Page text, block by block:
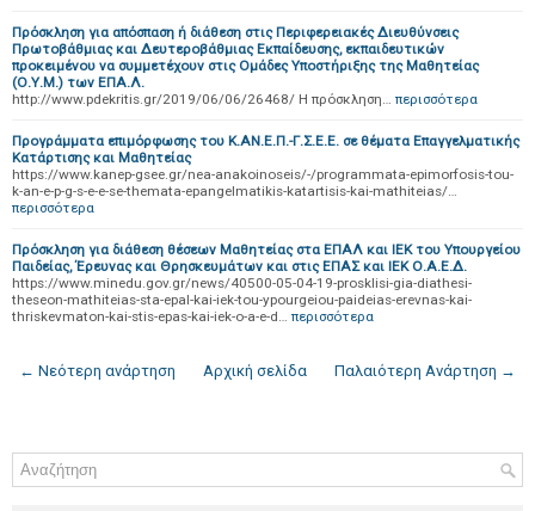
Πρόσκληση για απόσπαση ή διάθεση στις Περιφερειακές Διευθύνσεις
Πρωτοβάθμιας και Δευτεροβάθμιας Εκπαίδευσης, εκπαιδευτικών
προκειμένου να συμμετέχουν στις Ομάδες Υποστήριξης της Μαθητείας
(Ο.Υ.Μ.) των ΕΠΑ.Λ.
http://www.pdekritis.gr/2019/06/06/26468/ Η πρόσκληση… περισσότερα
Προγράμματα επιμόρφωσης του Κ.ΑΝ.Ε.Π.-Γ.Σ.Ε.Ε. σε θέματα Επαγγελματικής
Κατάρτισης και Μαθητείας
https://www.kanep-gsee.gr/nea-anakoinoseis/-/programmata-epimorfosis-tou-
k-an-e-p-g-s-e-e-se-themata-epangelmatikis-katartisis-kai-mathiteias/…
περισσότερα
Πρόσκληση για διάθεση θέσεων Μαθητείας στα ΕΠΑΛ και ΙΕΚ του Υπουργείου
Παιδείας, Έρευνας και Θρησκευμάτων και στις ΕΠΑΣ και ΙΕΚ Ο.Α.Ε.Δ.
https://www.minedu.gov.gr/news/40500-05-04-19-prosklisi-gia-diathesi-
theseon-mathiteias-sta-epal-kai-iek-tou-ypourgeiou-paideias-erevnas-kai-
thriskevmaton-kai-stis-epas-kai-iek-o-a-e-d… περισσότερα
← Νεότερη ανάρτηση Παλαιότερη Ανάρτηση →
Αρχική σελίδα